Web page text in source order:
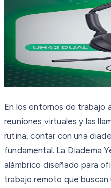
En los entornos de trabajo
reuniones virtuales y las
rutina, contar con una
fundamental. La Diadema
alámbrico diseñado para
trabajo remoto que